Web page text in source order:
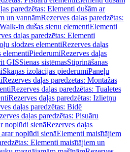
paredzētas: Elementi dušām ar
un vannāmRezerves daļas paredzētas:
Walk-in dušas sienu elementiElementi
daļas paredzētas: Elementi
slodzes elementiRezerves daļas
elementiPiederumiRezerves daļas
GISSienas sistēmasStiprināšanas
Skaņas izolācijas piederumiPaneļu
Rezerves daļas paredzētas: Montāžas
Rezerves daļas paredzētas: Tualetes
Rezerves daļas paredzētas: Izlietņu
daļas paredzētas: Bidē
daļas paredzētas: Pisuāru
noplūdi sienāRezerves daļas
noplūdi sienāElementi maisītājiem
Elementi maisītājiem un